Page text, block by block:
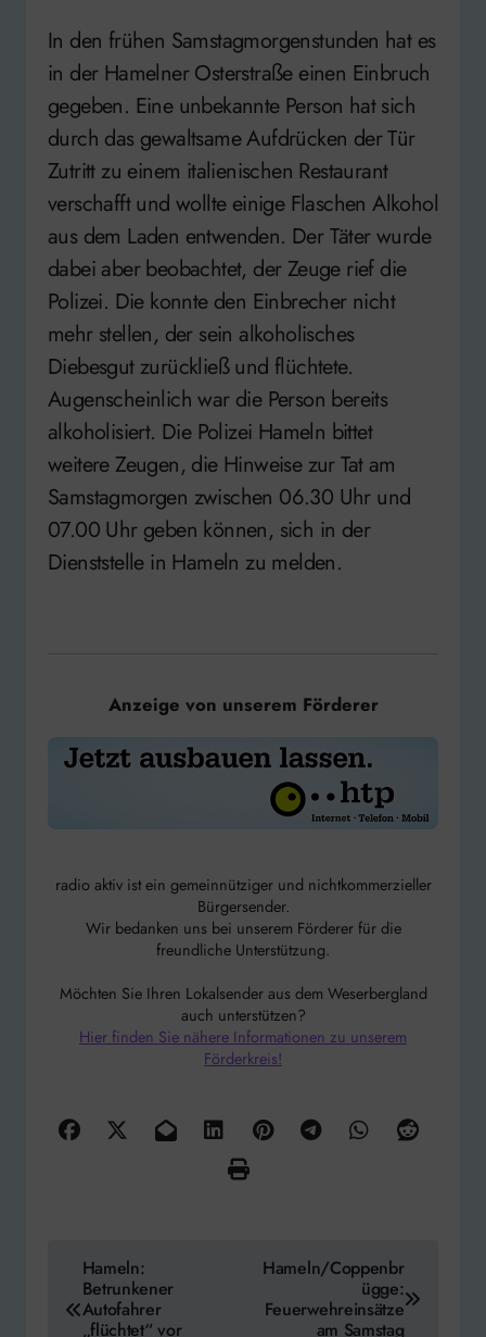
In den frühen Samstagmorgenstunden hat es
in der Hamelner Osterstraße einen Einbruch
gegeben. Eine unbekannte Person hat sich
durch das gewaltsame Aufdrücken der Tür
Zutritt zu einem italienischen Restaurant
verschafft und wollte einige Flaschen Alkohol
aus dem Laden entwenden. Der Täter wurde
dabei aber beobachtet, der Zeuge rief die
Polizei. Die konnte den Einbrecher nicht
mehr stellen, der sein alkoholisches
Diebesgut zurückließ und flüchtete.
Augenscheinlich war die Person bereits
alkoholisiert. Die Polizei Hameln bittet
weitere Zeugen, die Hinweise zur Tat am
Samstagmorgen zwischen 06.30 Uhr und
07.00 Uhr geben können, sich in der
Dienststelle in Hameln zu melden.
Anzeige von unserem Förderer
radio aktiv ist ein gemeinnütziger und nichtkommerzieller
Bürgersender.
Wir bedanken uns bei unserem Förderer für die
freundliche Unterstützung.
Möchten Sie Ihren Lokalsender aus dem Weserbergland
auch unterstützen?
Hier finden Sie nähere Informationen zu unserem
Förderkreis!
Beitragsnavigation
Hameln:
Betrunkener
Autofahrer
„flüchtet“ vor
Hameln/Coppenbr
ügge:
Feuerwehreinsätze
am Samstag